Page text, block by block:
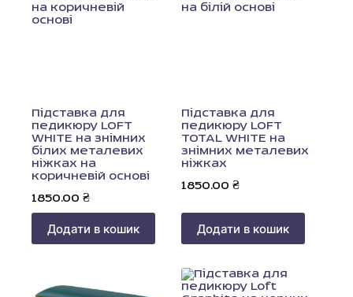
Підставка для
педикюру LOFT
WHITE на знімних
білих металевих
ніжках на
коричневій основі
1850.00 ₴
Додати в кошик
Підставка для
педикюру LOFT
TOTAL WHITE на
знімних металевих
ніжках
1850.00 ₴
Додати в кошик